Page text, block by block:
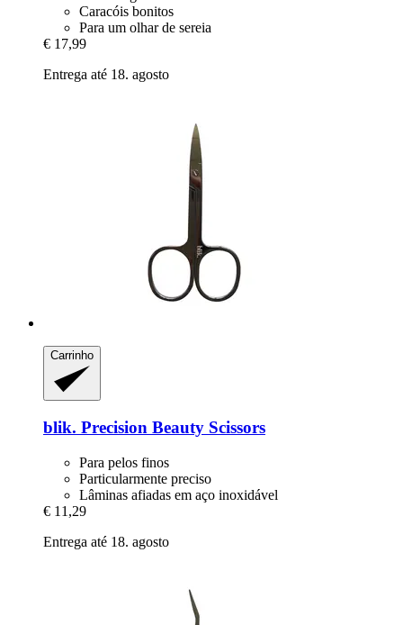
Caracóis bonitos
Para um olhar de sereia
€ 17,99
Entrega até 18. agosto
Carrinho
blik. Precision Beauty Scissors
Para pelos finos
Particularmente preciso
Lâminas afiadas em aço inoxidável
€ 11,29
Entrega até 18. agosto